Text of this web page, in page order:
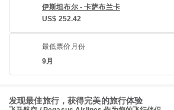
伊斯坦布尔 - 卡萨布兰卡
US$ 252.42
最低票价月份
9月
发现最佳旅行，获得完美的旅行体验